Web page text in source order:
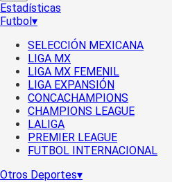
Estadísticas
Futbol▾
SELECCIÓN MEXICANA
LIGA MX
LIGA MX FEMENIL
LIGA EXPANSIÓN
CONCACHAMPIONS
CHAMPIONS LEAGUE
LALIGA
PREMIER LEAGUE
FUTBOL INTERNACIONAL
Otros Deportes▾